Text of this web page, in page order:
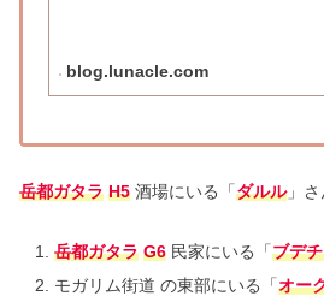
blog.lunacle.com
岳都ガタラ H5 酒場にいる「ダルル」さ
岳都ガタラ G6民家にいる「ブデ
モガリム街道 の東部にいる「オー